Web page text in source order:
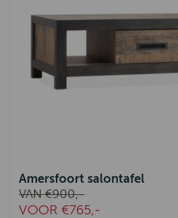
Amersfoort salontafel
VAN €900,-
VOOR €765,-